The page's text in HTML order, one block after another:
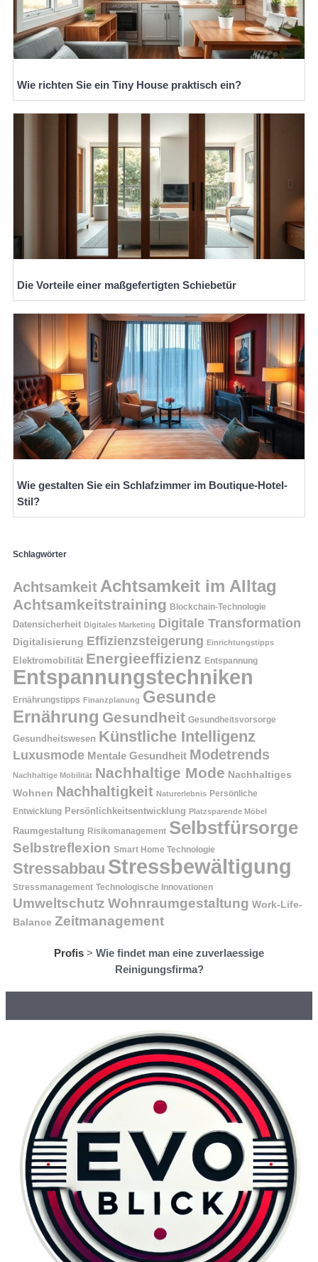
Wie richten Sie ein Tiny House praktisch ein?
Die Vorteile einer maßgefertigten Schiebetür
Wie gestalten Sie ein Schlafzimmer im Boutique-Hotel-
Stil?
Schlagwörter
Achtsamkeit Achtsamkeit im Alltag
Achtsamkeitstraining Blockchain-Technologie
Datensicherheit Digitales Marketing Digitale Transformation
Digitalisierung Effizienzsteigerung Einrichtungstipps
Elektromobilität Energieeffizienz Entspannung
Entspannungstechniken
Ernährungstipps Finanzplanung Gesunde
Ernährung Gesundheit Gesundheitsvorsorge
Gesundheitswesen Künstliche Intelligenz
Luxusmode Mentale Gesundheit Modetrends
Nachhaltige Mobilität Nachhaltige Mode Nachhaltiges
Wohnen Nachhaltigkeit Naturerlebnis Persönliche
Entwicklung Persönlichkeitsentwicklung Platzsparende Möbel
Raumgestaltung Risikomanagement Selbstfürsorge
Selbstreflexion Smart Home Technologie
Stressabbau Stressbewältigung
Stressmanagement Technologische Innovationen
Umweltschutz Wohnraumgestaltung Work-Life-
Balance Zeitmanagement
Profis > Wie findet man eine zuverlaessige
Reinigungsfirma?